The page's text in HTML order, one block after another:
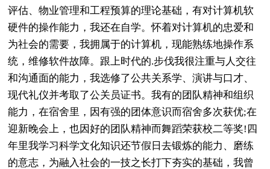
评估、物业管理和工程预算的理论基础，有对计算机软
硬件的操作能力，我还在自学。怀着对计算机的忠爱和
为社会的需要，我拥属于的计算机，现能熟练地操作系
统，维修软件故障。跟上时代的.步伐我很注重与人交往
和沟通面的能力，我选修了公共关系学、演讲与口才、
现代礼仪并考取了公关员证书。我有的团队精神和组织
能力，在宿舍里，因有强的团体意识而宿舍多次获优;在
迎新晚会上，也因好的团队精神而舞蹈荣获校二等奖!四
年里我学习科学文化知识还节假日去锻炼的能力、磨练
的意志，为融入社会的一技之长打下夯实的基础，我曾